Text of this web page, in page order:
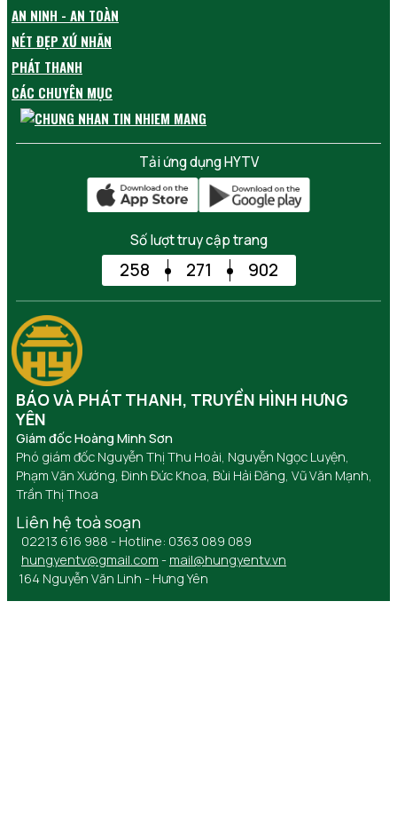
AN NINH - AN TOÀN
NÉT ĐẸP XỨ NHÃN
PHÁT THANH
CÁC CHUYÊN MỤC
Tải ứng dụng HYTV
Số lượt truy cập trang
258 271 902
BÁO VÀ PHÁT THANH, TRUYỀN HÌNH HƯNG
YÊN
Giám đốc Hoàng Minh Sơn
Phó giám đốc Nguyễn Thị Thu Hoài, Nguyễn Ngọc Luyện,
Phạm Văn Xướng, Đinh Đức Khoa, Bùi Hải Đăng, Vũ Văn Mạnh,
Trần Thị Thoa
Liên hệ toà soạn
02213 616 988 - Hotline: 0363 089 089
hungyentv@gmail.com - mail@hungyentv.vn
164 Nguyễn Văn Linh - Hưng Yên